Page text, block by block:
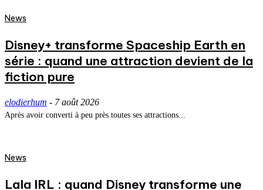
News
Disney+ transforme Spaceship Earth en
série : quand une attraction devient de la
fiction pure
elodierhum - 7 août 2026
Après avoir converti à peu près toutes ses attractions...
News
Lala IRL : quand Disney transforme une